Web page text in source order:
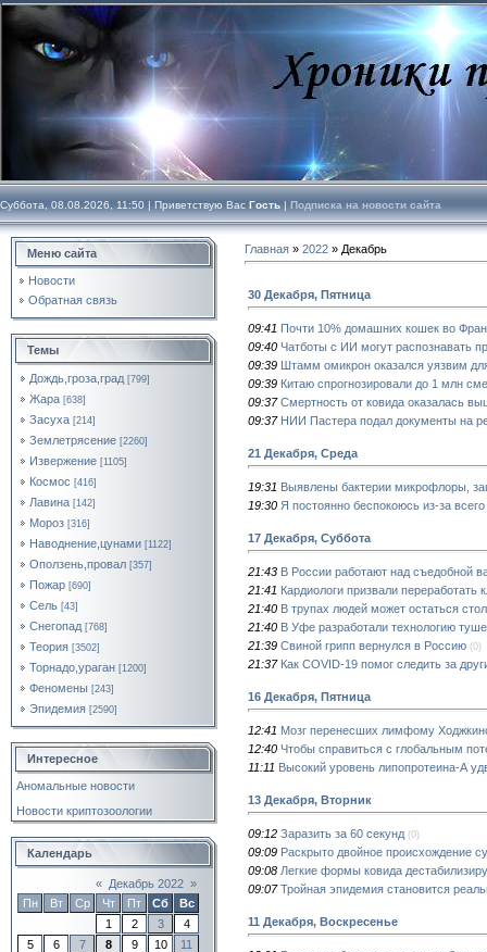
Суббота, 08.08.2026, 11:50 | Приветствую Вас Гость | Подписка на новости сайта
Меню сайта
Новости
Обратная связь
Темы
Дождь,гроза,град [799]
Жара [638]
Засуха [214]
Землетрясение [2260]
Извержение [1105]
Космос [416]
Лавина [142]
Мороз [316]
Наводнение,цунами [1122]
Оползень,провал [357]
Пожар [690]
Сель [43]
Снегопад [768]
Теория [3502]
Торнадо,ураган [1200]
Феномены [243]
Эпидемия [2590]
Интересное
Аномальные новости
Новости криптозоологии
Календарь
« Декабрь 2022 »
Пн
Вт Ср Чт Пт Сб
Вс
1
2 3
4
5
6 7 8 9 10
11
Главная » 2022 » Декабрь
30 Декабря, Пятница
09:41 Почти 10% домашних кошек во
09:40 Чатботы с ИИ могут распознавать
09:39 Штамм омикрон оказался уязвим
09:39 Китаю спрогнозировали до 1 млн
09:37 Смертность от ковида оказалась
09:37 НИИ Пастера подал документы на
21 Декабря, Среда
19:31 Выявлены бактерии микрофлоры,
19:30 Я постоянно беспокоюсь из-за всего
17 Декабря, Суббота
21:43 В России работают над съедобной
21:41 Кардиологи призвали переработать
21:40 В трупах людей может остаться
21:40 В Уфе разработали технологию
21:39 Свиной грипп вернулся в Россию (0)
21:37 Как COVID-19 помог следить за
16 Декабря, Пятница
12:41 Мозг перенесших лимфому
12:40 Чтобы справиться с глобальным
11:11 Высокий уровень липопротеина-А
13 Декабря, Вторник
09:12 Заразить за 60 секунд (0)
09:09 Раскрыто двойное происхождение
09:08 Легкие формы ковида
09:07 Тройная эпидемия становится
11 Декабря, Воскресенье